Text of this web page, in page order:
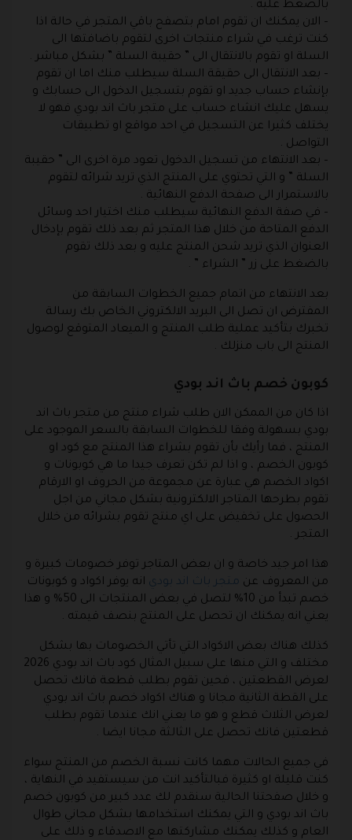
بالضغط عليه .
– الان يمكنك ان تقوم امام بتصفح باقي المتجر في حالة اذا
كنت ترغب في شراء منتجات اخرى لتقوم باضافتها الى
السلة او تقوم بالانتقال الى ” حقيبة السلة ” بشكل مباشر .
– بعد الانتقال الى حقيقة السلة سيطلب منك اما ان تقوم
بإنشاء حساب جديد او تقوم بتسجيل الدخول الى حسابك و
يسهل عليك انشاء حساب على متجر باث اند بودي فهو لا
يختلف كثيرا عن التسجيل في احد مواقع او تطبيقات
التواصل .
– بعد الانتهاء من تسجيل الدخول تعود مرة اخرى الى ” حقيبة
السلة ” و التي تحتوي على المنتج الذي تريد شرائه لتقوم
بالاستمرار الى صفحة الدفع النهائية .
– في صفة الدفع النهائية سيطلب منك اختيار احد وسائل
الدفع المتاحة من خلال هذا المتجر ثم بعد ذلك تقوم بإدخال
العنوان الذي تريد شحن المنتج عليه و بعد ذلك تقوم
بالضغط على زر ” الشراء ” .
بعد الانتهاء من اتمام جميع الخطوات السابقة من
المفترض ان تصل الى البريد الالكتروني الخاص بك رسالة
تخبرك بتأكيد عملية طلب المنتج و الميعاد المتوقع لوصول
المنتج الى باب منزلك .
كوبون خصم باث اند بودي
اذا كان من الممكن الان طلب شراء منتج من متجر باث اند
بودي بسهولة وفقا للخطوات السابقة بالسعر الموجود على
المنتج ، فما رأيك بأن تقوم بشراء هذا المنتج مع كود او
كوبون الخصم ، و اذا لم تكن تعرف جيدا ما هي كوبونات و
اكواد الخصم هي عبارة عن مجموعة من الحروف او الارقام
تقوم بطرحها المتاجر الالكترونية بشكل مجاني من اجل
الحصول على تخفيض على اي منتج تقوم بشرائه من خلال
المتجر .
هذا امر جيد خاصة و ان بعض المتاجر توفر خصومات كبيرة و
من المعروف عن متجر باث اند بودي انه يوفر اكواد و كوبونات
خصم تبدأ من 10% لتصل في بعض المنتجات الى 50% و هذا
يعني انه يمكنك ان تحصل على المنتج بنصف قيمته .
كذلك هناك بعض الاكواد التي تأتي الخصومات بها بشكل
مختلف و التي منها على سبيل المثال كود باث اند بودي 2026
لعرض القطعتين ، فحين تقوم بطلب قطعة فانك تحصل
على القطة الثانية مجانا و هناك اكواد خصم باث اند بودي
لعرض الثلاث قطع و هو ما يعني انك عندما تقوم بطلب
قطعتين فانك تحصل على الثالثة مجانا ايضا .
في جميع الحالات مهما كانت نسبة الخصم من المنتج سواء
كنت قليلة او كثيرة فبالتأكيد انت من سيستفيد في النهاية ،
و خلال صفحتنا الحالية سنقدم لك عدد كبير من كوبون خصم
باث اند بودي و التي يمكنك استخدامها بشكل مجاني طوال
العام و كذلك يمكنك مشاركتها مع الاصدقاء و ذلك على